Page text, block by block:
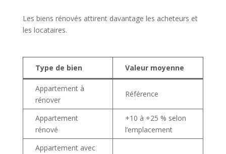
Les biens rénovés attirent davantage les acheteurs et
les locataires.
Type de bien Valeur moyenne
Appartement à
rénover
Référence
Appartement
rénové
+10 à +25 % selon
l’emplacement
Appartement avec